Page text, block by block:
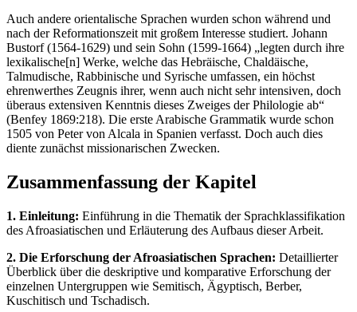
Auch andere orientalische Sprachen wurden schon während und
nach der Reformationszeit mit großem Interesse studiert. Johann
Bustorf (1564-1629) und sein Sohn (1599-1664) „legten durch ihre
lexikalische[n] Werke, welche das Hebräische, Chaldäische,
Talmudische, Rabbinische und Syrische umfassen, ein höchst
ehrenwerthes Zeugnis ihrer, wenn auch nicht sehr intensiven, doch
überaus extensiven Kenntnis dieses Zweiges der Philologie ab“
(Benfey 1869:218). Die erste Arabische Grammatik wurde schon
1505 von Peter von Alcala in Spanien verfasst. Doch auch dies
diente zunächst missionarischen Zwecken.
Zusammenfassung der Kapitel
1. Einleitung: Einführung in die Thematik der Sprachklassifikation
des Afroasiatischen und Erläuterung des Aufbaus dieser Arbeit.
2. Die Erforschung der Afroasiatischen Sprachen: Detaillierter
Überblick über die deskriptive und komparative Erforschung der
einzelnen Untergruppen wie Semitisch, Ägyptisch, Berber,
Kuschitisch und Tschadisch.